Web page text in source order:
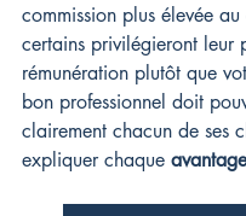
commission plus élevée au
certains privilégieront leur
rémunération plutôt que
bon professionnel doit
clairement chacun de ses
expliquer chaque avantage